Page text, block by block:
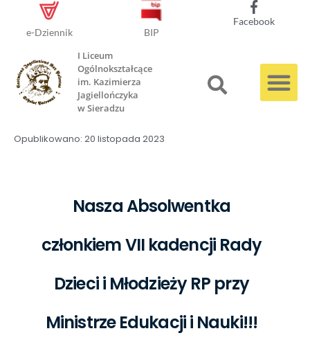
e-Dziennik BIP
Facebook
I Liceum
Ogólnokształcące
im. Kazimierza
Jagiellończyka
w Sieradzu
Opublikowano: 20 listopada 2023
Nasza Absolwentka
członkiem VII kadencji Rady
Dzieci i Młodzieży RP przy
Ministrze Edukacji i Nauki!!!